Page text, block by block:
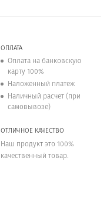
ОПЛАТА
Оплата на банковскую
карту 100%
Наложенный платеж
Наличный расчет (при
самовывозе)
ОТЛИЧНОЕ КАЧЕСТВО
Наш продукт это 100%
качественный товар.